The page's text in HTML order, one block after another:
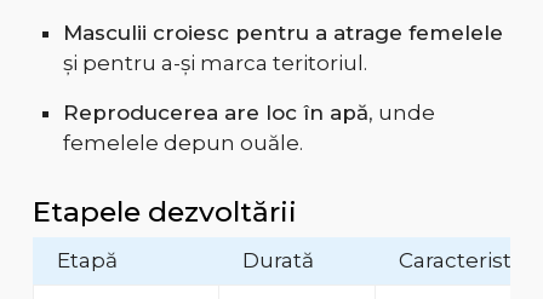
Masculii croiesc pentru a atrage femelele
și pentru a-și marca teritoriul.
Reproducerea are loc în apă, unde
femelele depun ouăle.
Etapele dezvoltării
Etapă Durată Caracteristici